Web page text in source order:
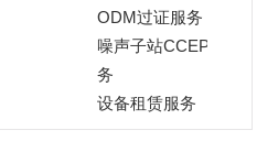
ODM过证服务
噪声子站CCEP过证服
务
设备租赁服务